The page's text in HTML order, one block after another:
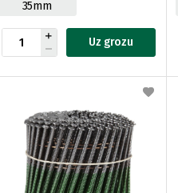
35mm
Uz grozu